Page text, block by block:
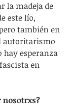
la madeja de
este lío,
también en
autoritarismo
hay esperanza
en
nosotrxs?